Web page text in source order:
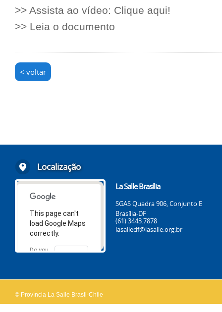
>> Assista ao vídeo: Clique aqui!
>> Leia o documento
< voltar
Localização
This page can't
load Google Maps
correctly.
Do you
OK
La Salle Brasília
SGAS Quadra 906, Conjunto E
Brasília-DF
(61) 3443.7878
lasalledf@lasalle.org.br
© Província La Salle Brasil-Chile